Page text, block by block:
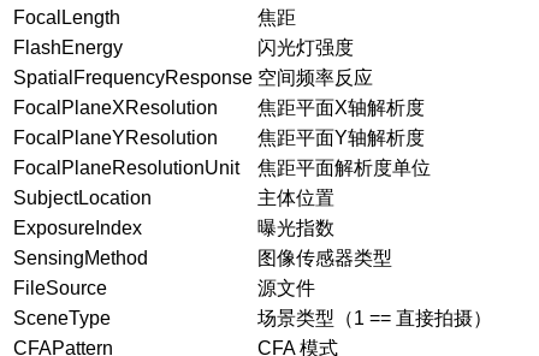
FocalLength
焦距
FlashEnergy
闪光灯强度
SpatialFrequencyResponse 空间频率反应
FocalPlaneXResolution
焦距平面X轴解析度
FocalPlaneYResolution
焦距平面Y轴解析度
FocalPlaneResolutionUnit
焦距平面解析度单位
SubjectLocation
主体位置
ExposureIndex
曝光指数
SensingMethod
图像传感器类型
FileSource
源文件
SceneType
场景类型（1 == 直接拍摄）
CFAPattern
CFA 模式